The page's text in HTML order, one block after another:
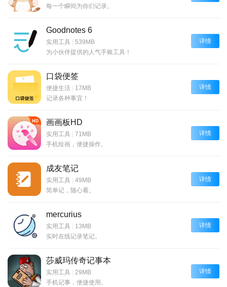
每一个瞬间为你们记录。
Goodnotes 6
实用工具
539MB
为小伙伴提供的人气手账工具！
详情
口袋便签
便捷生活
17MB
记录各种事宜！
详情
画画板HD
实用工具
71MB
手机绘画，便捷操作。
详情
成友笔记
实用工具
49MB
简单记，随心看。
详情
mercurius
实用工具
13MB
实时在线记录笔记。
详情
莎威玛传奇记事本
实用工具
29MB
手机记事，便捷使用。
详情